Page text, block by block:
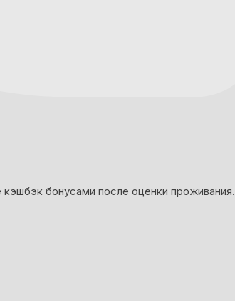
бонусами после оценки проживания.